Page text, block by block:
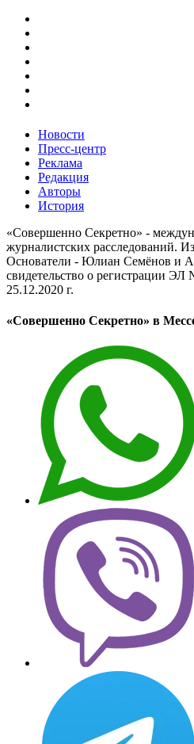
Новости
Пресс-центр
Реклама
Редакция
Авторы
История
«Совершенно Секретно» -
журналистских расследований.
Основатели - Юлиан Семёнов и
свидетельство о регистрации
25.12.2020 г.
«Совершенно Секретно» в